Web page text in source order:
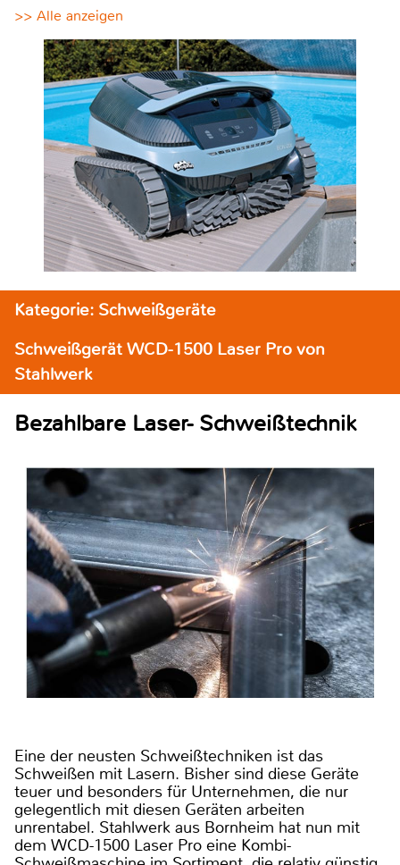
>> Alle anzeigen
Kategorie: Schweißgeräte
Schweißgerät WCD-1500 Laser Pro von
Stahlwerk
Bezahlbare Laser- Schweißtechnik
Eine der neusten Schweißtechniken ist das
Schweißen mit Lasern. Bisher sind diese Geräte
teuer und besonders für Unternehmen, die nur
gelegentlich mit diesen Geräten arbeiten
unrentabel. Stahlwerk aus Bornheim hat nun mit
dem WCD-1500 Laser Pro eine Kombi-